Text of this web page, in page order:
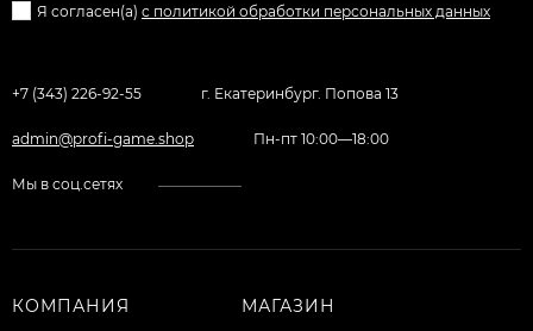
Я согласен(a) с политикой обработки персональных данных
+7 (343) 226-92-55 г. Екатеринбург. Попова 13
admin@profi-game.shop Пн-пт 10:00—18:00
Мы в соц.сетях
КОМПАНИЯ МАГАЗИН